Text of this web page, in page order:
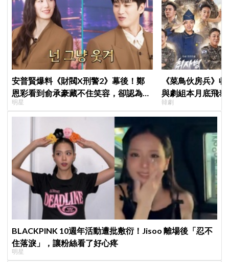
安普賢爆料《財閥X刑警2》幕後！鄭
恩彩看到俞承豪藏不住笑容，卻認為安
普賢只是「搞笑男」
明星
《菜鳥伙房兵》
與劇組本月底飛
行，慶祝亮眼成績
韓劇
BLACKPINK 10週年活動遭批敷衍！Jisoo 離場後「忍不
住落淚」，讓粉絲看了好心疼
明星